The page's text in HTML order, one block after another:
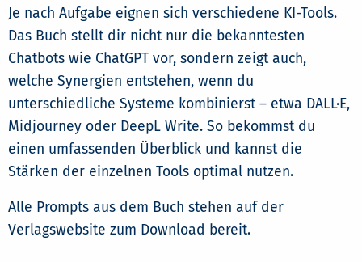
Je nach Aufgabe eignen sich verschiedene KI-Tools.
Das Buch stellt dir nicht nur die bekanntesten
Chatbots wie ChatGPT vor, sondern zeigt auch,
welche Synergien entstehen, wenn du
unterschiedliche Systeme kombinierst – etwa DALL·E,
Midjourney oder DeepL Write. So bekommst du
einen umfassenden Überblick und kannst die
Stärken der einzelnen Tools optimal nutzen.
Alle Prompts aus dem Buch stehen auf der
Verlagswebsite zum Download bereit.